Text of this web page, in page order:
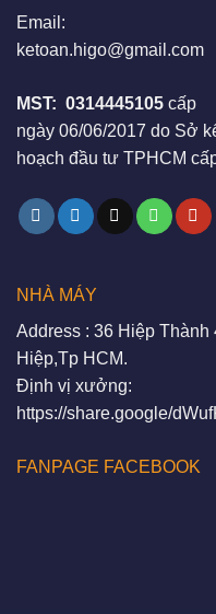
Email:
ketoan.higo@gmail.com
MST: 0314445105 cấp
ngày 06/06/2017 do Sở
hoạch đầu tư TPHCM
NHÀ MÁY
Address : 36 Hiệp Thành
Hiệp,Tp HCM.
Định vị xưởng:
https://share.google/
FANPAGE FACEBOOK